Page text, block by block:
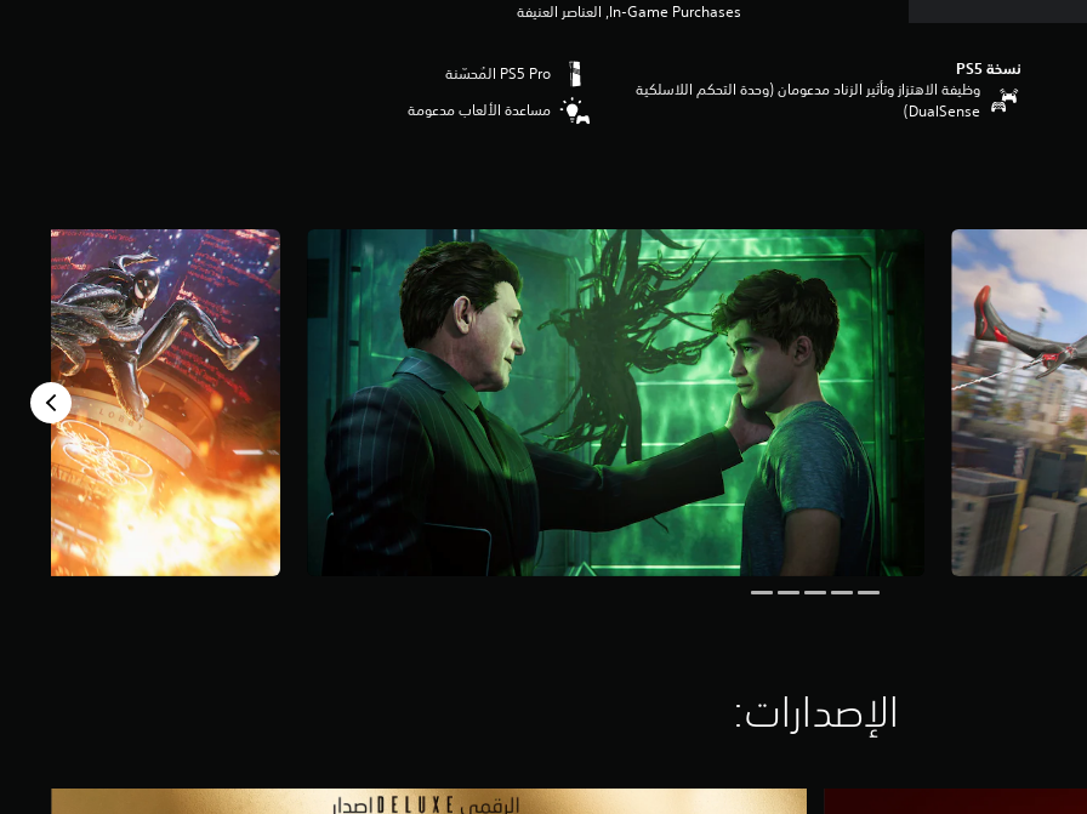
In-Game Purchases, العناصر العنيفة
نسخة PS5‏
وظيفة الاهتزاز وتأثير الزناد مدعومان (وحدة التحكم اللاسلكية
DualSense‏)
مساعدة الألعاب مدعومة
الإصدارات:‏